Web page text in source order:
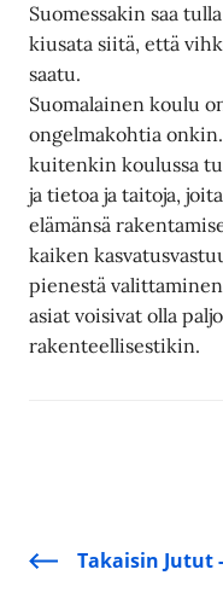
Suomessakin saa
kiusata siitä, että
saatu.
Suomalainen koulu
ongelmakohtia
kuitenkin koulussa
ja tietoa ja taitoja,
elämänsä
kaiken
pienestä
asiat voisivat olla
rakenteellisestikin.
Takaisin Jutut